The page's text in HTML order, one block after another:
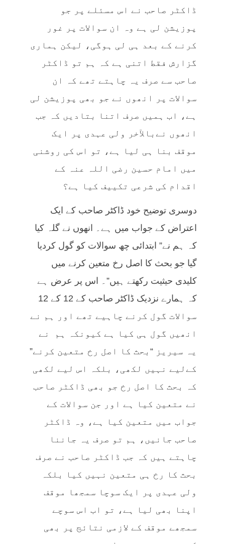
ڈاکٹر صاحب نے اس مسئلے پر جو
پوزیشن لی ہے وہ ان سوالات پر غور
کرنے کے بعد ہی لی ہوگی، لیکن ہماری
گزارش فقط اتنی ہے کہ ہم تو ڈاکٹر
صاحب سے صرف یہ چاہتے تھے کہ ان
سوالات پر انھوں نے جو بھی پوزیشن لی
ہے، اب ہمیں صرف اتنا بتادیں کہ جب
انھوں نےبالآخر ولی عہدی پر ایک
موقف بنا ہی لیا ہے، تو اس کی روشنی
میں امام حسین رضی اللہ عنہ کے
اقدام کی شرعی تکییف کیا ہے؟
دوسری توضیح خود ڈاکٹر صاحب کے ایک
اعتراض کے جواب میں ہے۔ انھوں نے گلہ کیا
کہ ہم نے” ابتدائی چھ سوالات کو گول کردیا
گیا جو بحث کا اصل رخ متعین کرنے میں
کلیدی حیثیت رکھتے ہیں”۔ اس پر عرض ہے
کہ ہمارے نزدیک ڈاکٹر صاحب کے 12 کے 12
سوالات گول کرنے چاہیے تھے اور ہم نے
انھیں گول ہی کیا ہے کیونکہ ہم نے
یہ سیریز “بحث کا اصل رخ متعین کرنے”
کےلیے نہیں لکھی، بلکہ اس لیے لکھی
کہ بحث کا اصل رخ جو بھی ڈاکٹر صاحب
نے متعین کیا ہے اور جن سوالات کے
جواب میں متعین کیا ہے، وہ ڈاکٹر
صاحب جانیں، ہم تو صرف یہ جاننا
چاہتے ہیں کہ جب ڈاکٹر صاحب نے صرف
بحث کا رخ ہی متعین نہیں کیا بلکہ
ولی عہدی پر ایک سوچا سمجھا موقف
اپنا بھی لیا ہے، تو اب اس سوچے
سمجھے موقف کے لازمی نتائج پر بھی